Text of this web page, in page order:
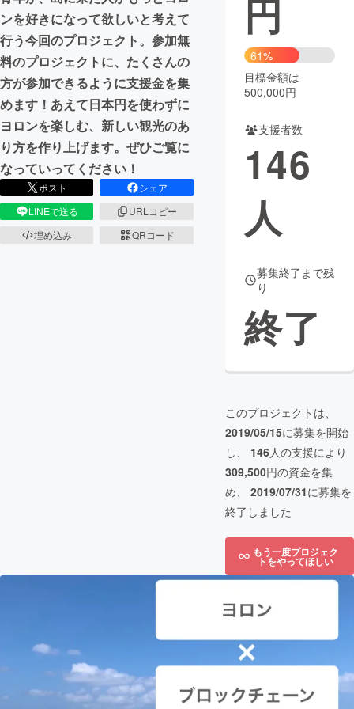
まちづくり・地域活性化
CAMPFIRE for Social Good
CAMPFIRE Creation
CAMPFIREふるさと納税machi-ya コミュニティ
ンを好きになって欲しいと考えて
行う今回のプロジェクト。参加無
料のプロジェクトに、たくさんの
方が参加できるように支援金を集
めます！あえて日本円を使わずに
ヨロンを楽しむ、新しい観光のあ
り方を作り上げます。ぜひご覧に
なっていってください！
ポスト
シェア
LINEで送る
URLコピー
埋め込み
QRコード
円
61%
目標金額は
500,000円
支援者数
146
人
募集終了まで残
り
終了
このプロジェクトは、
2019/05/15に募集を開始
し、 146人の支援により
309,500円の資金を集
め、 2019/07/31に募集を
終了しました
もう一度プロジェク
トをやってほしい